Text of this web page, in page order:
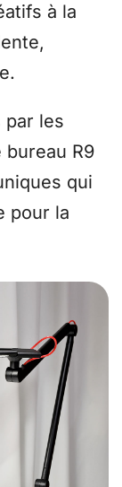
à la
les
R9
qui
pour la